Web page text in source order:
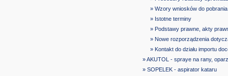
» Wzory wniosków do pobrania
» Istotne terminy
» Podstawy prawne, akty
» Nowe rozporządzenia
» Kontakt do działu importu
» AKUTOL - spraye na rany,
» SOPELEK - aspirator kataru